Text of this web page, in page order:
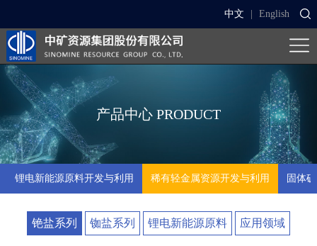
中文 English
产品中心 PRODUCT
锂电新能源原料开发与利用 稀有轻金属资源开发与利用 固体
铯盐系列 铷盐系列 锂电新能源原料 应用领域